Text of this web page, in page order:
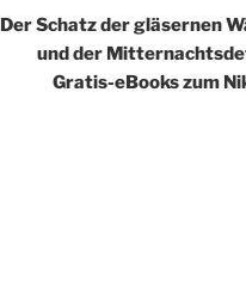
Der Schatz der gläsernen
und der
Gratis-eBooks zum